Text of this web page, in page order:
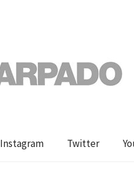
Instagram Twitter